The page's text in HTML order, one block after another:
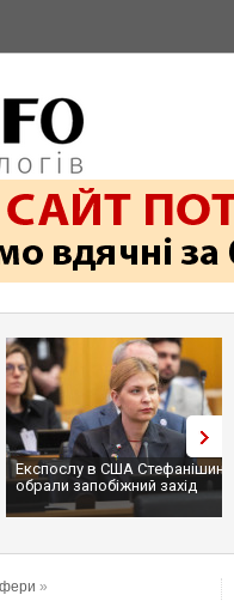
Експослу в США
обрали запобіжний захід
»